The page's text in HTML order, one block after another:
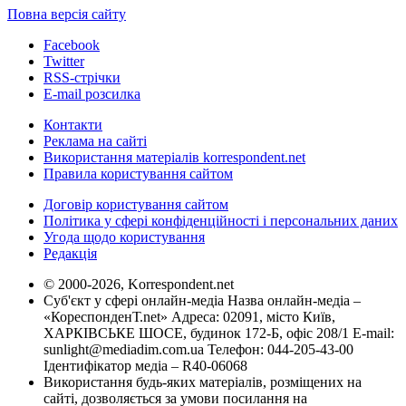
Повна версія сайту
Facebook
Twitter
RSS-стрічки
E-mail розсилка
Контакти
Реклама на сайті
Використання матеріалів korrespondent.net
Правила користування сайтом
Договір користування сайтом
Політика у сфері конфіденційності і персональних даних
Угода щодо користування
Редакція
© 2000-2026, Korrespondent.net
Суб'єкт у сфері онлайн-медіа Назва онлайн-медіа –
«КореспонденТ.net» Адреса: 02091, місто Київ,
ХАРКІВСЬКЕ ШОСЕ, будинок 172-Б, офіс 208/1 E-mail:
sunlight@mediadim.com.ua Телефон: 044-205-43-00
Ідентифікатор медіа – R40-06068
Використання будь-яких матеріалів, розміщених на
сайті, дозволяється за умови посилання на